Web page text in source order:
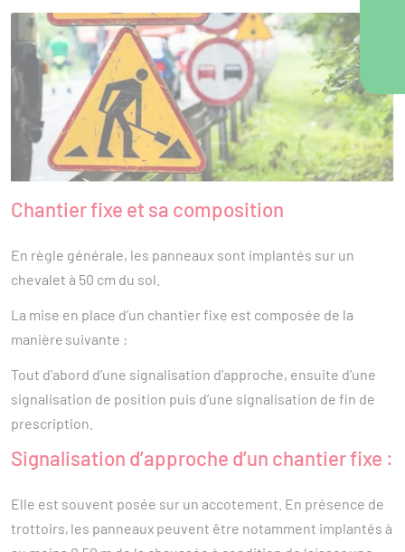
Chantier fixe et sa composition
En règle générale, les panneaux sont implantés sur un
chevalet à 50 cm du sol.
La mise en place d’un chantier fixe est composée de la
manière suivante :
Tout d’abord d’une signalisation d’approche, ensuite d’une
signalisation de position puis d’une signalisation de fin de
prescription.
Signalisation d’approche d’un chantier fixe :
Elle est souvent posée sur un accotement. En présence de
trottoirs, les panneaux peuvent être notamment implantés à